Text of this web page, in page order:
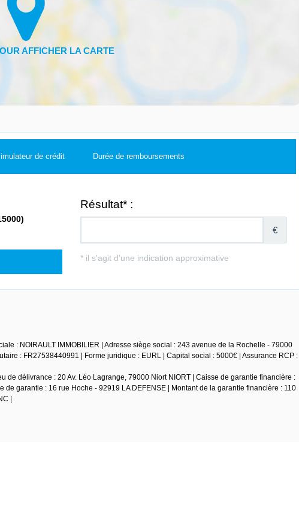
de crédit Durée de remboursements
: NOIRAULT IMMOBILIER | Adresse siège social : 243 avenue de la Rochelle - 79000
: FR27538440991 | Forme juridique : EURL | Capital social : 5000€ | Assurance RCP :
délivrance : 20 Av. Léo Lagrange, 79000 Niort NIORT | Caisse de garantie financière :
garantie : 16 rue Hoche - 92919 LA DEFENSE | Montant de la garantie financière : 110
|